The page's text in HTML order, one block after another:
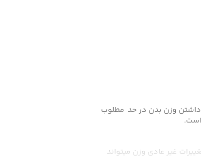
داشتن وزن بدن در حد مطلوب
غیر عادی وزن میتواند